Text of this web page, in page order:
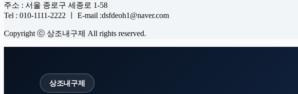
주소 : 서울 종로구 세종로 1-58
Tel : 010-1111-2222 ㅣ E-mail :dsfdeoh1@naver.com
Copyright ⓒ 상조내구제 All rights reserved.
상조내구제